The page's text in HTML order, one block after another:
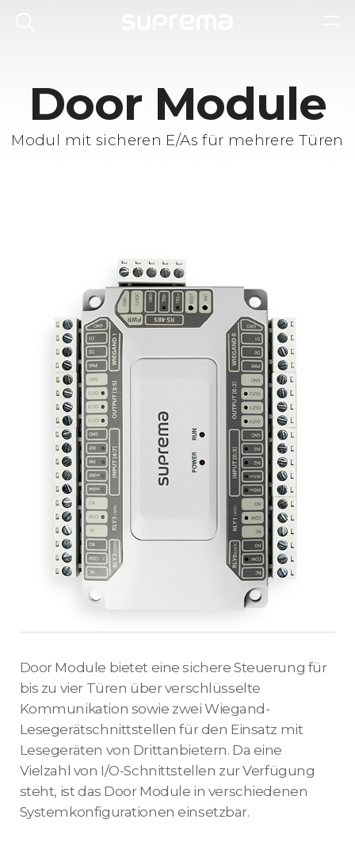
Door Module
Modul mit sicheren E/As für mehrere Türen
Door Module bietet eine sichere Steuerung für
bis zu vier Türen über verschlüsselte
Kommunikation sowie zwei Wiegand-
Lesegerätschnittstellen für den Einsatz mit
Lesegeräten von Drittanbietern. Da eine
Vielzahl von I/O-Schnittstellen zur Verfügung
steht, ist das Door Module in verschiedenen
Systemkonfigurationen einsetzbar.